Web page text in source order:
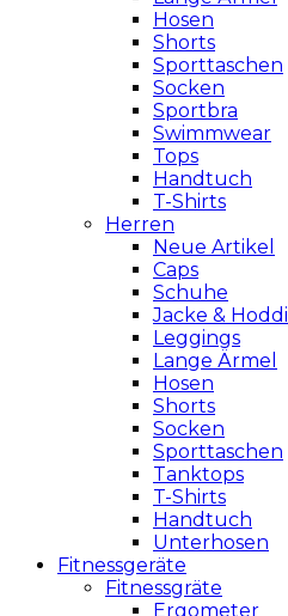
Hosen
Shorts
Sporttaschen
Socken
Sportbra
Swimmwear
Tops
Handtuch
T-Shirts
Herren
Neue Artikel
Caps
Schuhe
Jacke &
Leggings
Lange Ärmel
Hosen
Shorts
Socken
Sporttaschen
Tanktops
T-Shirts
Handtuch
Unterhosen
Fitnessgeräte
Fitnessgräte
Ergometer